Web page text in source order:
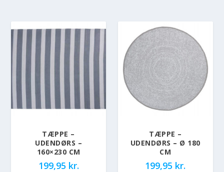
TÆPPE –
UDENDØRS –
160×230 CM
199,95 kr.
TÆPPE –
UDENDØRS – Ø 180
CM
199,95 kr.